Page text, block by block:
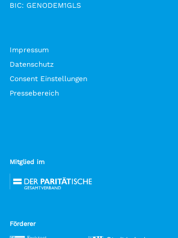
BIC: GENODEM1GLS
Impressum
Datenschutz
Consent Einstellungen
Pressebereich
Mitglied im
Förderer